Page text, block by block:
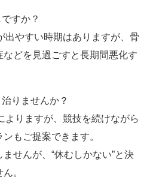
すか？
出やすい時期はありますが、骨
どを見過ごすと長期間悪化す
りませんか？
よりますが、競技を続けながら
もご提案できます。
せんが、“休むしかない”と決
。